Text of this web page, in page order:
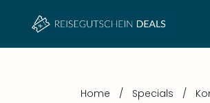
Home / Specials /